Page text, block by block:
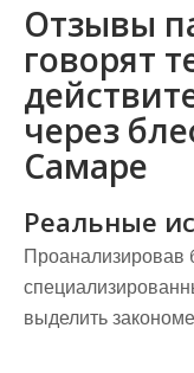
Отзывы
говорят
через
Самаре
Реальные
Проанализировав
выделить